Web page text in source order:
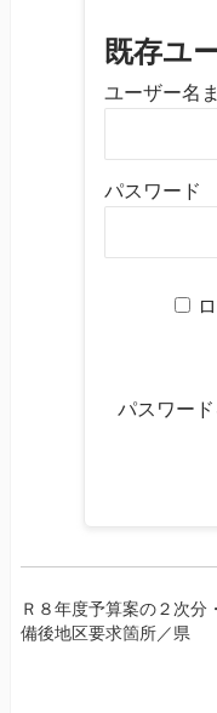
既存ユ
ユーザー名
パスワード
パスワー
投
稿
Ｒ８年度予算案の２次分・
備後地区要求箇所／県